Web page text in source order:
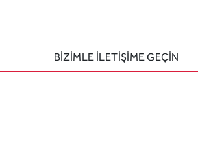
BIZIMLE ILETIŞIME GEÇIN